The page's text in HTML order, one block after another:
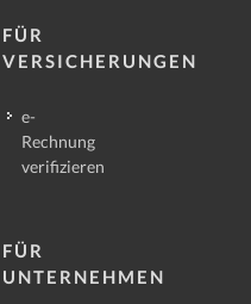
FÜR
VERSICHERUNGEN
e-
Rechnung
verifizieren
FÜR
UNTERNEHMEN